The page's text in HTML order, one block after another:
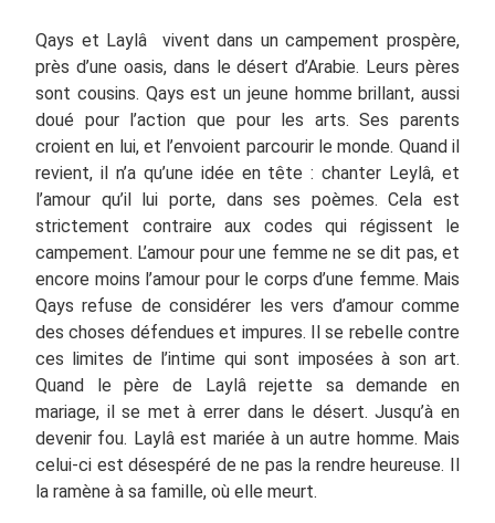
Qays et Laylâ vivent dans un campement prospère,
près d’une oasis, dans le désert d’Arabie. Leurs pères
sont cousins. Qays est un jeune homme brillant, aussi
doué pour l’action que pour les arts. Ses parents
croient en lui, et l’envoient parcourir le monde. Quand il
revient, il n’a qu’une idée en tête : chanter Leylâ, et
l’amour qu’il lui porte, dans ses poèmes. Cela est
strictement contraire aux codes qui régissent le
campement. L’amour pour une femme ne se dit pas, et
encore moins l’amour pour le corps d’une femme. Mais
Qays refuse de considérer les vers d’amour comme
des choses défendues et impures. Il se rebelle contre
ces limites de l’intime qui sont imposées à son art.
Quand le père de Laylâ rejette sa demande en
mariage, il se met à errer dans le désert. Jusqu’à en
devenir fou. Laylâ est mariée à un autre homme. Mais
celui-ci est désespéré de ne pas la rendre heureuse. Il
la ramène à sa famille, où elle meurt.